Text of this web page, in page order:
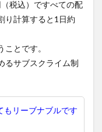
税込）ですべての配
り計算すると1日約
とです。
るサブスクライム制
もリーブナブルです